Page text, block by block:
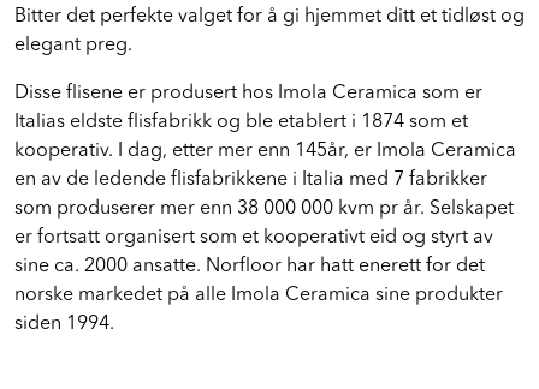
Bitter det perfekte valget for å gi hjemmet ditt et tidløst og
elegant preg.
Disse flisene er produsert hos Imola Ceramica som er
Italias eldste flisfabrikk og ble etablert i 1874 som et
kooperativ. I dag, etter mer enn 145år, er Imola Ceramica
en av de ledende flisfabrikkene i Italia med 7 fabrikker
som produserer mer enn 38 000 000 kvm pr år. Selskapet
er fortsatt organisert som et kooperativt eid og styrt av
sine ca. 2000 ansatte. Norfloor har hatt enerett for det
norske markedet på alle Imola Ceramica sine produkter
siden 1994.